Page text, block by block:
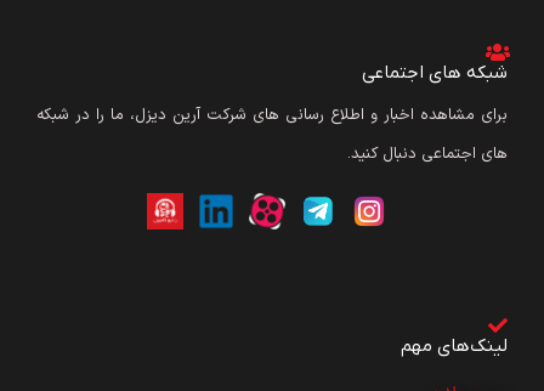
شبکه های اجتماعی
برای مشاهده اخبار و اطلاع رسانی های شرکت آرین دیزل، ما را در شبکه
های اجتماعی دنبال کنید.
لینک‌های مهم